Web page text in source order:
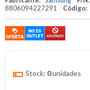
8806094227291 Código:
Stock: 0unidades